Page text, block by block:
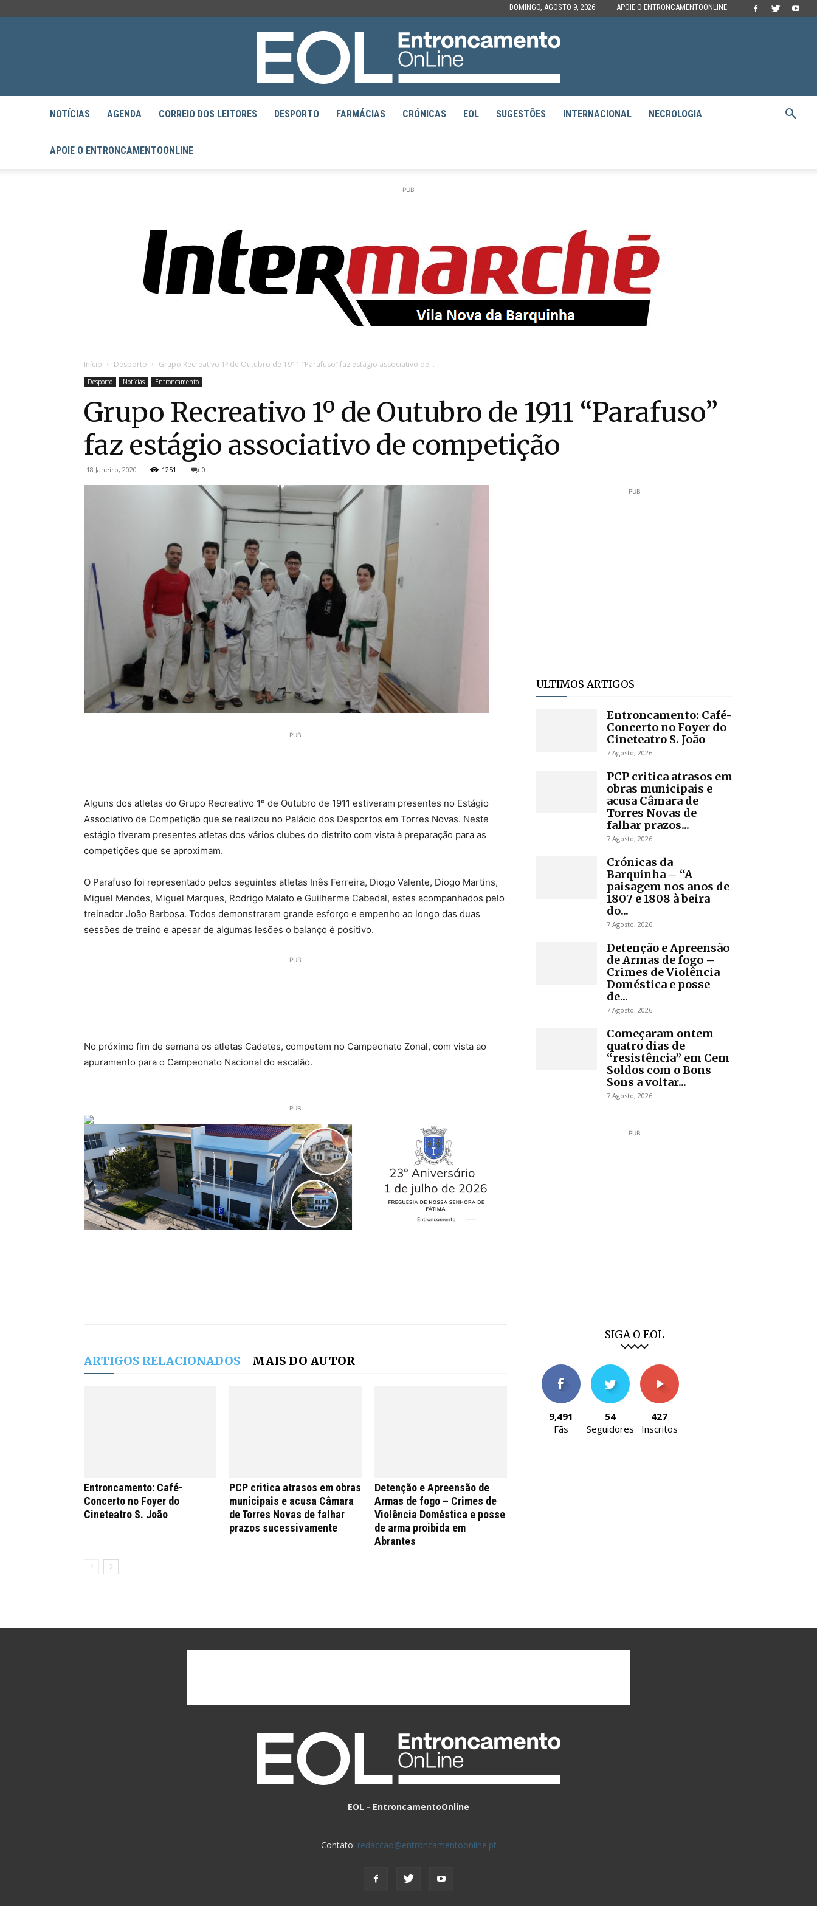
DOMINGO, AGOSTO 9, 2026 APOIE O ENTRONCAMENTOONLINE
EntroncamentoOnline
NOTÍCIAS AGENDA CORREIO DOS LEITORES DESPORTO FARMÁCIAS CRÓNICAS EOL SUGESTÕES INTERNACIONAL NECROLOGIA
APOIE O ENTRONCAMENTOONLINE
PUB
Início Desporto Grupo Recreativo 1º de Outubro de 1911 “Parafuso” faz estágio associativo de...
Desporto Notícias Entroncamento
Grupo Recreativo 1º de Outubro de 1911 “Parafuso”
faz estágio associativo de competição
18 Janeiro, 2020 1251 0
PUB
Alguns dos atletas do Grupo Recreativo 1º de Outubro de 1911 estiveram presentes no Estágio
Associativo de Competição que se realizou no Palácio dos Desportos em Torres Novas. Neste
estágio tiveram presentes atletas dos vários clubes do distrito com vista à preparação para as
competições que se aproximam.
O Parafuso foi representado pelos seguintes atletas Inês Ferreira, Diogo Valente, Diogo Martins,
Miguel Mendes, Miguel Marques, Rodrigo Malato e Guilherme Cabedal, estes acompanhados pelo
treinador João Barbosa. Todos demonstraram grande esforço e empenho ao longo das duas
sessões de treino e apesar de algumas lesões o balanço é positivo.
PUB
No próximo fim de semana os atletas Cadetes, competem no Campeonato Zonal, com vista ao
apuramento para o Campeonato Nacional do escalão.
PUB
ARTIGOS RELACIONADOS MAIS DO AUTOR
Entroncamento: Café-
Concerto no Foyer do
Cineteatro S. João
PCP critica atrasos em obras
municipais e acusa Câmara
de Torres Novas de falhar
prazos sucessivamente
Detenção e Apreensão de
Armas de fogo – Crimes de
Violência Doméstica e posse
de arma proibida em
Abrantes
PUB
ULTIMOS ARTIGOS
Entroncamento: Café-
Concerto no Foyer do
Cineteatro S. João
7 Agosto, 2026
PCP critica atrasos em
obras municipais e
acusa Câmara de
Torres Novas de
falhar prazos...
7 Agosto, 2026
Crónicas da
Barquinha – “A
paisagem nos anos de
1807 e 1808 à beira
do...
7 Agosto, 2026
Detenção e Apreensão
de Armas de fogo –
Crimes de Violência
Doméstica e posse
de...
7 Agosto, 2026
Começaram ontem
quatro dias de
“resistência” em Cem
Soldos com o Bons
Sons a voltar...
7 Agosto, 2026
PUB
SIGA O EOL
9,491
Fãs
54
Seguidores
427
Inscritos
EOL - EntroncamentoOnline
Contato: redaccao@entroncamentoonline.pt